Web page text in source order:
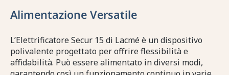
Alimentazione Versatile
L’Elettrificatore Secur 15 di Lacmé è un dispositivo
polivalente progettato per offrire flessibilità e
affidabilità. Può essere alimentato in diversi modi,